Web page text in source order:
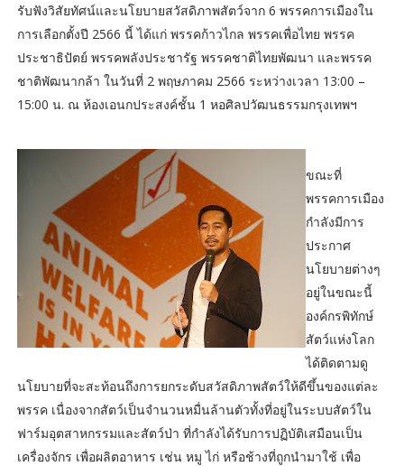
รับฟังวิสัยทัศน์และนโยบายสวัสดิภาพสัตว์จาก 6 พรรคการเมืองใน
การเลือกตั้งปี 2566 นี้ ได้แก่ พรรคก้าวไกล พรรคเพื่อไทย พรรค
ประชาธิปัตย์ พรรคพลังประชารัฐ พรรคชาติไทยพัฒนา และพรรค
ชาติพัฒนากล้า ในวันที่ 2 พฤษภาคม 2566 ระหว่างเวลา 13:00 –
15:00 น. ณ ห้องเอนกประสงค์ชั้น 1 หอศิลปวัฒนธรรมกรุงเทพฯ
ขณะที่
พรรคการเมือง
กำลังมีการ
ประกาศ
นโยบายต่างๆ
อยู่ในขณะนี้
องค์กรพิทักษ์
สัตว์แห่งโลก
ได้ติดตามดู
นโยบายที่จะสะท้อนถึงการยกระดับสวัสดิภาพสัตว์ให้ดีขึ้นของแต่ละ
พรรค เนื่องจากสัตว์เป็นจำนวนหมื่นล้านตัวทั้งที่อยู่ในระบบสัตว์ใน
ฟาร์มอุตสาหกรรมและสัตว์ป่า ที่กำลังได้รับการปฏิบัติเสมือนเป็น
เครื่องจักร เพื่อผลิตอาหาร เช่น หมู ไก่ หรือช้างที่ถูกนำมาใช้ เพื่อ